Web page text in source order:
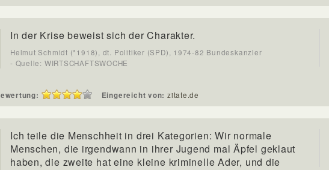
In der Krise beweist sich der Charakter.
Helmut Schmidt (*1918), dt. Politiker (SPD), 1974-82 Bundeskanzler
- Quelle: WIRTSCHAFTSWOCHE
Eingereicht von: zitate.de
Ich teile die Menschheit in drei Kategorien: Wir normale
Menschen, die irgendwann in ihrer Jugend mal Äpfel geklaut
haben, die zweite hat eine kleine kriminelle Ader, und die